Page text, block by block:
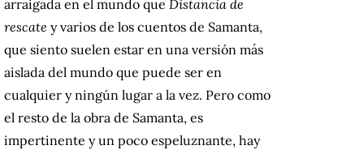
arraigada en el mundo que Distancia de
rescate y varios de los cuentos de Samanta,
que siento suelen estar en una versión más
aislada del mundo que puede ser en
cualquier y ningún lugar a la vez. Pero como
el resto de la obra de Samanta, es
impertinente y un poco espeluznante, hay